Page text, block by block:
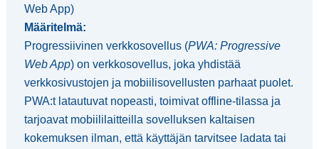
Web App)
Määritelmä:
Progressiivinen verkkosovellus (PWA: Progressive
Web App) on verkkosovellus, joka yhdistää
verkkosivustojen ja mobiilisovellusten parhaat puolet.
PWA:t latautuvat nopeasti, toimivat offline-tilassa ja
tarjoavat mobiililaitteilla sovelluksen kaltaisen
kokemuksen ilman, että käyttäjän tarvitsee ladata tai